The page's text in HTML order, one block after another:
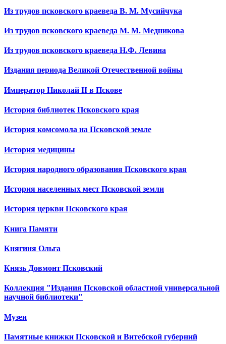
Из трудов псковского краеведа В. М. Мусийчука
Из трудов псковского краеведа М. М. Медникова
Из трудов псковского краеведа Н.Ф. Левина
Издания периода Великой Отечественной войны
Император Николай II в Пскове
История библиотек Псковского края
История комсомола на Псковской земле
История медицины
История народного образования Псковского края
История населенных мест Псковской земли
История церкви Псковского края
Книга Памяти
Княгиня Ольга
Князь Довмонт Псковский
Коллекция "Издания Псковской областной универсальной
научной библиотеки"
Музеи
Памятные книжки Псковской и Витебской губерний